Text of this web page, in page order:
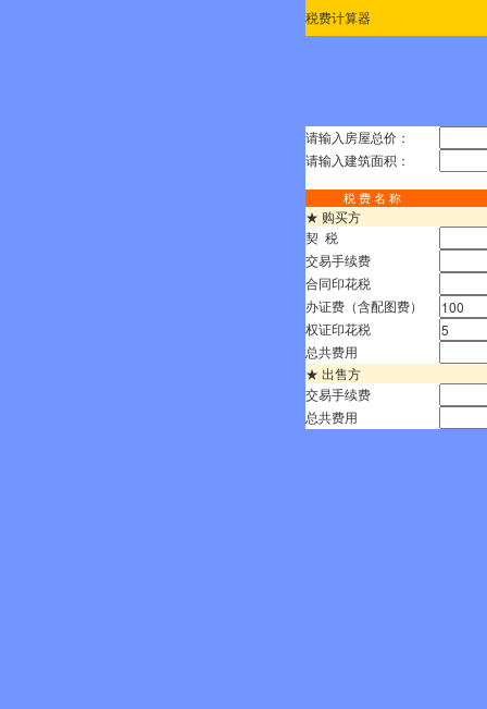
税费计算器
请输入房屋总价：
请输入建筑面积：
税 费 名 称
★ 购买方
契 税
交易手续费
合同印花税
办证费（含配图费）
权证印花税
总共费用
★ 出售方
交易手续费
总共费用